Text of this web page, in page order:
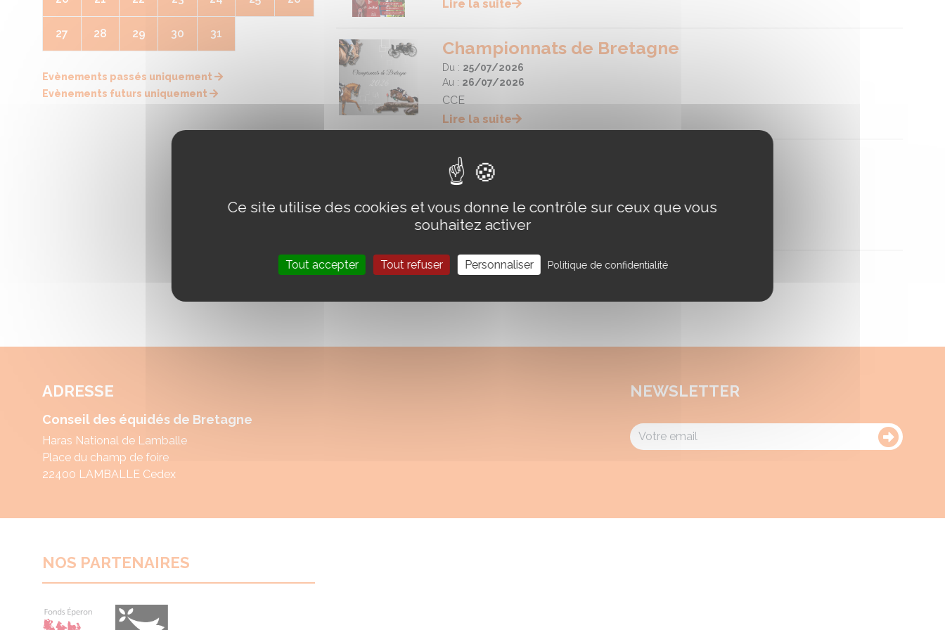
27 28 29 30 31
Evènements passés uniquement
Evènements futurs uniquement
Lire la suite
Championnats de Bretagne
Du : 25/07/2026
Au : 26/07/2026
CCE
Lire la suite
Championnats de Bretagne
Du :25/07/2026
ENDURANCE
Lire la suite
ADRESSE
Conseil des équidés de Bretagne
Haras National de Lamballe
Place du champ de foire
22400 LAMBALLE Cedex
NEWSLETTER
NOS PARTENAIRES
Ce site utilise des cookies et vous donne le contrôle sur ceux que vous
souhaitez activer
Tout accepter Tout refuser Personnaliser Politique de confidentialité